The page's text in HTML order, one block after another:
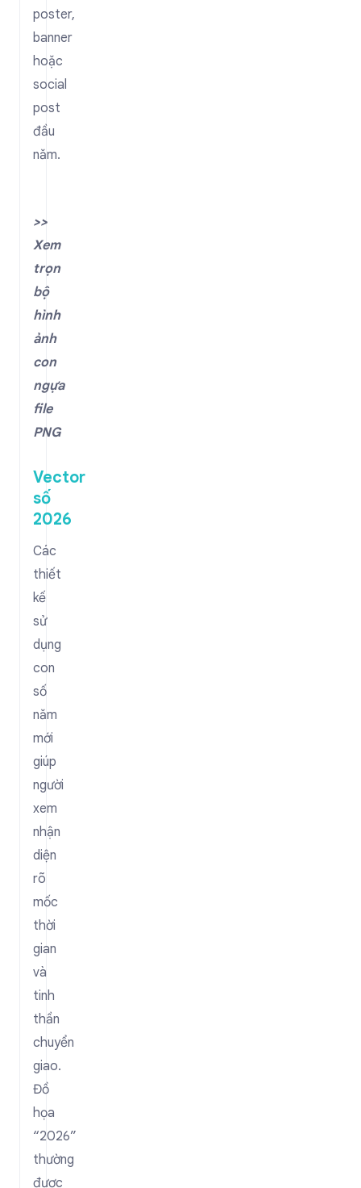
poster,
banner
hoặc
social
post
đầu
năm.
>>
Xem
trọn
bộ
hình
ảnh
con
ngựa
file
PNG
Vector
số
2026
Các
thiết
kế
sử
dụng
con
số
năm
mới
giúp
người
xem
nhận
diện
rõ
mốc
thời
gian
và
tinh
thần
chuyển
giao.
Đồ
họa
“2026”
thường
được